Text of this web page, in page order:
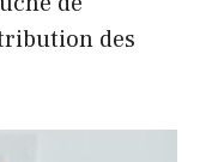
des